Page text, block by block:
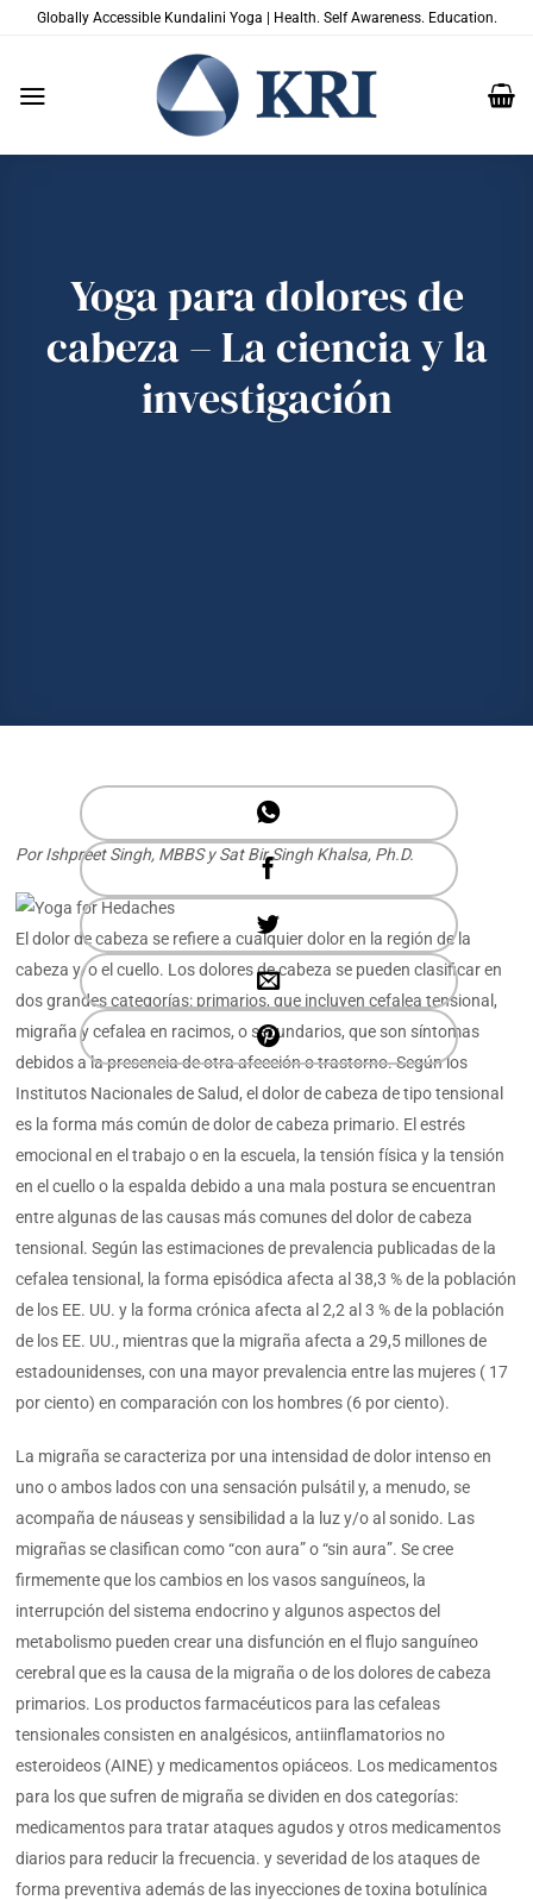
SaltarGlobally Accessible Kundalini Yoga | Health. Self Awareness. Education.
Yoga para dolores de
cabeza – La ciencia y la
investigación
Por Ishpreet Singh, MBBS y Sat Bir Singh Khalsa, Ph.D.
El dolor de cabeza se refiere a cualquier dolor en la región de la
cabeza y/o el cuello. Los dolores de cabeza se pueden clasificar en
dos grandes categorías: primarios, que incluyen cefalea tensional,
migraña y cefalea en racimos, o secundarios, que son síntomas
debidos a la presencia de otra afección o trastorno. Según los
Institutos Nacionales de Salud, el dolor de cabeza de tipo tensional
es la forma más común de dolor de cabeza primario. El estrés
emocional en el trabajo o en la escuela, la tensión física y la tensión
en el cuello o la espalda debido a una mala postura se encuentran
entre algunas de las causas más comunes del dolor de cabeza
tensional. Según las estimaciones de prevalencia publicadas de la
cefalea tensional, la forma episódica afecta al 38,3 % de la población
de los EE. UU. y la forma crónica afecta al 2,2 al 3 % de la población
de los EE. UU., mientras que la migraña afecta a 29,5 millones de
estadounidenses, con una mayor prevalencia entre las mujeres ( 17
por ciento) en comparación con los hombres (6 por ciento).
La migraña se caracteriza por una intensidad de dolor intenso en
uno o ambos lados con una sensación pulsátil y, a menudo, se
acompaña de náuseas y sensibilidad a la luz y/o al sonido. Las
migrañas se clasifican como “con aura” o “sin aura”. Se cree
firmemente que los cambios en los vasos sanguíneos, la
interrupción del sistema endocrino y algunos aspectos del
metabolismo pueden crear una disfunción en el flujo sanguíneo
cerebral que es la causa de la migraña o de los dolores de cabeza
primarios. Los productos farmacéuticos para las cefaleas
tensionales consisten en analgésicos, antiinflamatorios no
esteroideos (AINE) y medicamentos opiáceos. Los medicamentos
para los que sufren de migraña se dividen en dos categorías:
medicamentos para tratar ataques agudos y otros medicamentos
diarios para reducir la frecuencia. y severidad de los ataques de
forma preventiva además de las inyecciones de toxina botulínica